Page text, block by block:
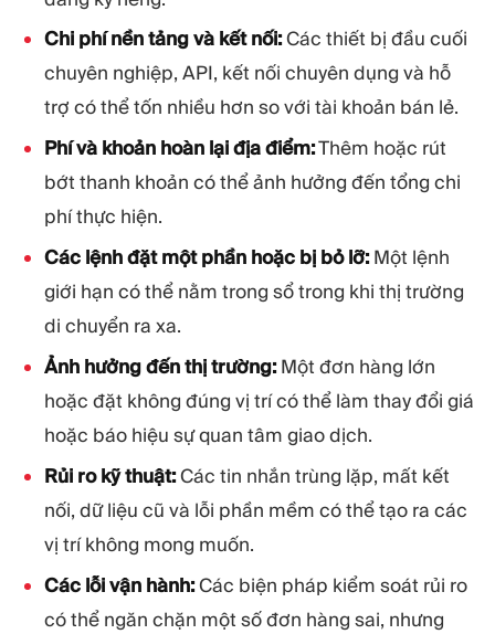
Chi phí nền tảng và kết nối:Các thiết bị đầu cuối
chuyên nghiệp, API, kết nối chuyên dụng và hỗ
trợ có thể tốn nhiều hơn so với tài khoản bán lẻ.
Phí và khoản hoàn lại địa điểm:Thêm hoặc rút
bớt thanh khoản có thể ảnh hưởng đến tổng chi
phí thực hiện.
Các lệnh đặt một phần hoặc bị bỏ lỡ:Một lệnh
giới hạn có thể nằm trong sổ trong khi thị trường
di chuyển ra xa.
Ảnh hưởng đến thị trường:Một đơn hàng lớn
hoặc đặt không đúng vị trí có thể làm thay đổi giá
hoặc báo hiệu sự quan tâm giao dịch.
Rủi ro kỹ thuật:Các tin nhắn trùng lặp, mất kết
nối, dữ liệu cũ và lỗi phần mềm có thể tạo ra các
vị trí không mong muốn.
Các lỗi vận hành:Các biện pháp kiểm soát rủi ro
có thể ngăn chặn một số đơn hàng sai, nhưng